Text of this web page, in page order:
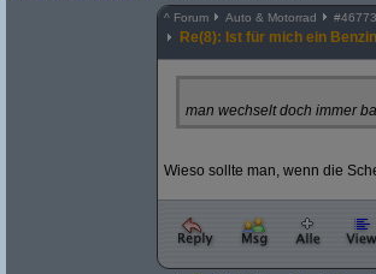
^ Forum Auto & Motorrad #
Re(8): Ist für mich ein
man wechselt doch immer
Wieso sollte man, wenn die